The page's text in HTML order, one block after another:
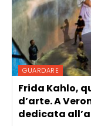
GUARDARE
Frida Kahlo,
d’arte. A
dedicata